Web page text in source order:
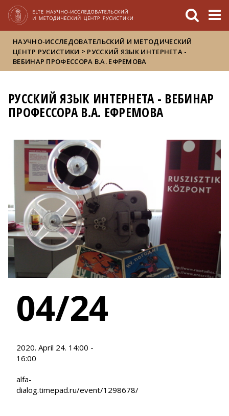
НАУЧНО-ИССЛЕДОВАТЕЛЬСКИЙ И МЕТОДИЧЕСКИЙ
ЦЕНТР РУСИСТИКИ > РУССКИЙ ЯЗЫК ИНТЕРНЕТА -
ВЕБИНАР ПРОФЕССОРА В.А. ЕФРЕМОВА
РУССКИЙ ЯЗЫК ИНТЕРНЕТА - ВЕБИНАР
ПРОФЕССОРА В.А. ЕФРЕМОВА
04/24
2020. April 24. 14:00 -
16:00
alfa-
dialog.timepad.ru/event/1298678/